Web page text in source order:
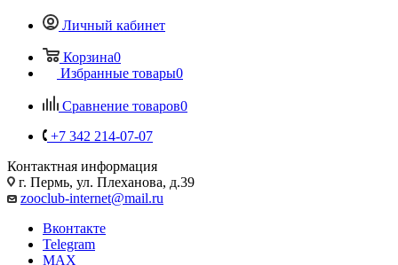
Личный кабинет
Корзина0
Избранные товары0
Сравнение товаров0
+7 342 214-07-07
Контактная информация
г. Пермь, ул. Плеханова, д.39
zooclub-internet@mail.ru
Вконтакте
Telegram
MAX